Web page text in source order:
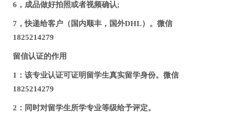
6，成品做好拍照或者视频确认;
7，快递给客户（国内顺丰，国外DHL）。微信
1825214279
留信认证的作用
1：该专业认证可证明留学生真实留学身份。微信
1825214279
2：同时对留学生所学专业等级给予评定。